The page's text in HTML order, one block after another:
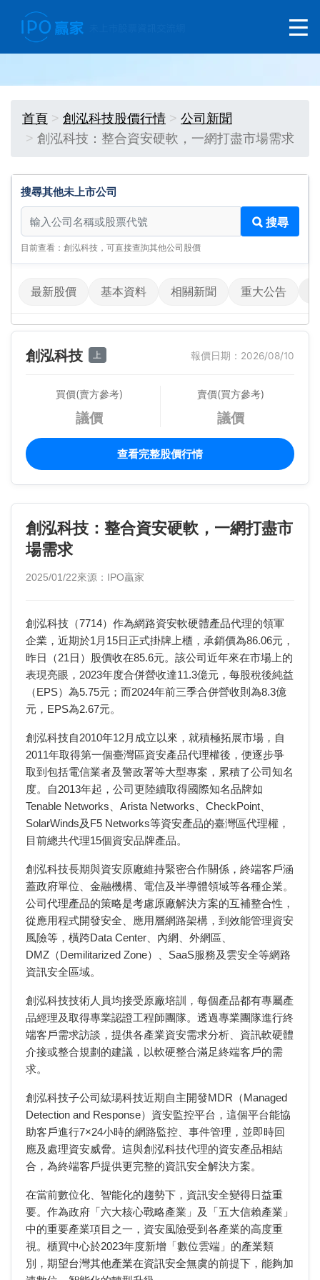
首頁 創泓科技股價行情
公司新聞
創泓科技：整合資安硬軟，一網打盡市場需求
搜尋其他未上市公司
搜尋其他未上市公司
搜尋
目前查看：創泓科技，可直接查詢其他公司股價
最新股價 基本資料 相關新聞 重大公告
創泓科技 上 報價日期：2026/08/10
買價(賣方參考)
議價
賣價(買方參考)
議價
查看完整股價行情
創泓科技：整合資安硬軟，一網打盡市
場需求
2025/01/22來源：IPO贏家
創泓科技（7714）作為網路資安軟硬體產品代理的領軍
企業，近期於1月15日正式掛牌上櫃，承銷價為86.06元，
昨日（21日）股價收在85.6元。該公司近年來在市場上的
表現亮眼，2023年度合併營收達11.3億元，每股稅後純益
（EPS）為5.75元；而2024年前三季合併營收則為8.3億
元，EPS為2.67元。
創泓科技自2010年12月成立以來，就積極拓展市場，自
2011年取得第一個臺灣區資安產品代理權後，便逐步爭
取到包括電信業者及警政署等大型專案，累積了公司知名
度。自2013年起，公司更陸續取得國際知名品牌如
Tenable Networks、Arista Networks、CheckPoint、
SolarWinds及F5 Networks等資安產品的臺灣區代理權，
目前總共代理15個資安品牌產品。
創泓科技長期與資安原廠維持緊密合作關係，終端客戶涵
蓋政府單位、金融機構、電信及半導體領域等各種企業。
公司代理產品的策略是考慮原廠解決方案的互補整合性，
從應用程式開發安全、應用層網路架構，到效能管理資安
風險等，橫跨Data Center、內網、外網區、
DMZ（Demilitarized Zone）、SaaS服務及雲安全等網路
資訊安全區域。
創泓科技技術人員均接受原廠培訓，每個產品都有專屬產
品經理及取得專業認證工程師團隊。透過專業團隊進行終
端客戶需求訪談，提供各產業資安需求分析、資訊軟硬體
介接或整合規劃的建議，以軟硬整合滿足終端客戶的需
求。
創泓科技子公司紘瑒科技近期自主開發MDR（Managed
Detection and Response）資安監控平台，這個平台能協
助客戶進行7×24小時的網路監控、事件管理，並即時回
應及處理資安威脅。這與創泓科技代理的資安產品相結
合，為終端客戶提供更完整的資訊安全解決方案。
在當前數位化、智能化的趨勢下，資訊安全變得日益重
要。作為政府「六大核心戰略產業」及「五大信賴產業」
中的重要產業項目之一，資安風險受到各產業的高度重
視。櫃買中心於2023年度新增「數位雲端」的產業類
別，期望台灣其他產業在資訊安全無虞的前提下，能夠加